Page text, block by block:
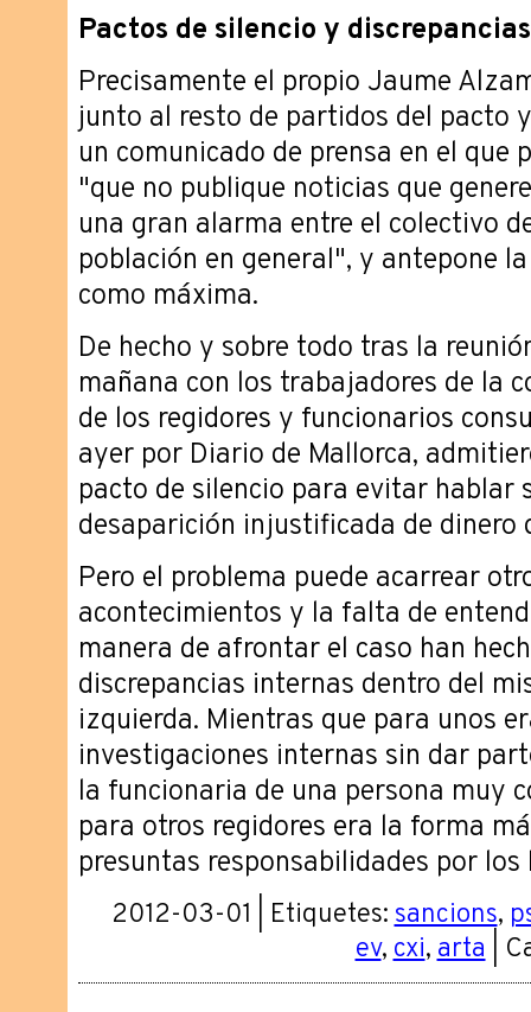
Pactos de silencio y discrepancias
Precisamente el propio Jaume
junto al resto de partidos del pacto
un comunicado de prensa en el que
"que no publique noticias que
una gran alarma entre el colectivo
población en general", y antepone
como máxima.
De hecho y sobre todo tras la
mañana con los trabajadores de la
de los regidores y funcionarios
ayer por Diario de Mallorca,
pacto de silencio para evitar hablar
desaparición injustificada de dinero
Pero el problema puede acarrear
acontecimientos y la falta de
manera de afrontar el caso han
discrepancias internas dentro del
izquierda. Mientras que para unos
investigaciones internas sin dar
la funcionaria de una persona muy
para otros regidores era la forma
presuntas responsabilidades por los
2012-03-01 | Etiquetes:sancions,
ev,cxi,arta|